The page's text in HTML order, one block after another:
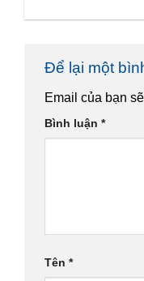
Để lại một
Email của bạn
Bình luận *
Tên *